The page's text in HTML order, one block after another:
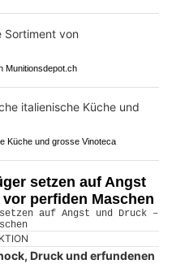
Munitionsdepot.ch
Küche und grosse Vinoteca
setzen auf Angst
perfiden Maschen
Druck und erfundenen